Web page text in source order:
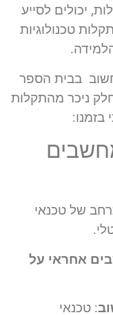
יכולים לסייע
טכנולוגיות
בבית הספר
ניכר מהתקלות
בזמנו:
של טכנאי
אחראי על
: טכנאי